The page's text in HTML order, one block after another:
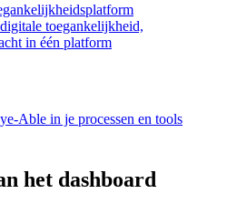
toegankelijkheid,
in één platform
Able in je processen en tools
het dashboard